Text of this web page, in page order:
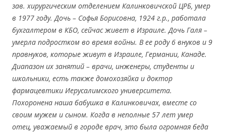
зав. хирургическим отделением Калинковичской ЦРБ, умер
в 1977 году. Дочь – Софья Борисовна, 1924 г.р., работала
бухгалтером в КБО, сейчас живет в Израиле. Дочь Галя –
умерла подростком во время войны. В ее роду 6 внуков и 9
правнуков, которые живут в Израиле, Германии, Канаде.
Диапазон их занятий – врачи, инженеры, студенты и
школьники, есть также домохозяйка и доктор
фармацевтики Иерусалимского университета.
Похоронена наша бабушка в Калинковичах, вместе со
своим мужем и сыном. Когда в неполные 57 лет умер
отец, уважаемый в городе врач, это была огромная беда